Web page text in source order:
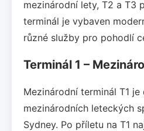
mezinárodní lety, T2 a T3
terminál je vybaven
různé služby pro pohodlí
Terminál 1 –
Mezinárodní terminál T1
mezinárodních leteckých
Sydney. Po příletu na T1